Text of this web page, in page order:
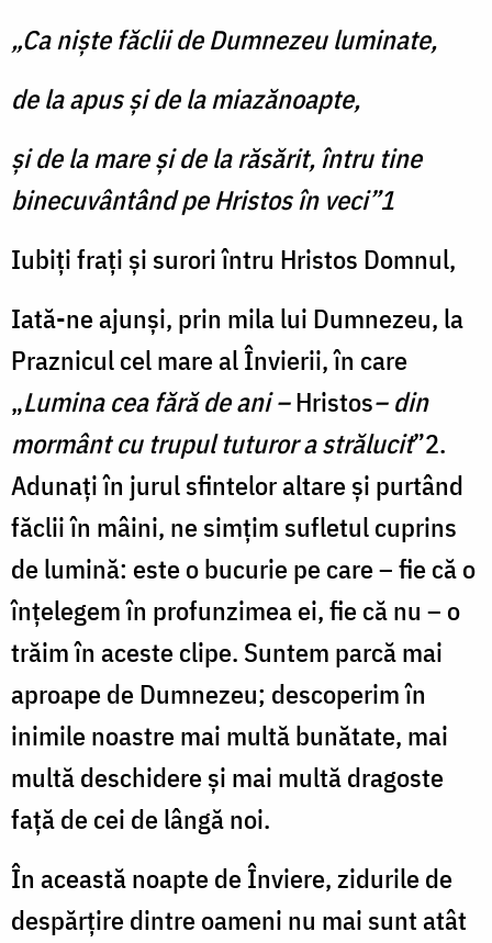
„Ca nişte făclii de Dumnezeu luminate,
de la apus şi de la miazănoapte,
şi de la mare şi de la răsărit, întru tine
binecuvântând pe Hristos în veci”1
Iubiţi fraţi şi surori întru Hristos Domnul,
Iată-ne ajunşi, prin mila lui Dumnezeu, la
Praznicul cel mare al Învierii, în care
„Lumina cea fără de ani –Hristos– din
mormânt cu trupul tuturor a strălucit”2.
Adunaţi în jurul sfintelor altare şi purtând
făclii în mâini, ne simţim sufletul cuprins
de lumină: este o bucurie pe care – fie că o
înţelegem în profunzimea ei, fie că nu – o
trăim în aceste clipe. Suntem parcă mai
aproape de Dumnezeu; descoperim în
inimile noastre mai multă bunătate, mai
multă deschidere şi mai multă dragoste
faţă de cei de lângă noi.
În această noapte de Înviere, zidurile de
despărţire dintre oameni nu mai sunt atât